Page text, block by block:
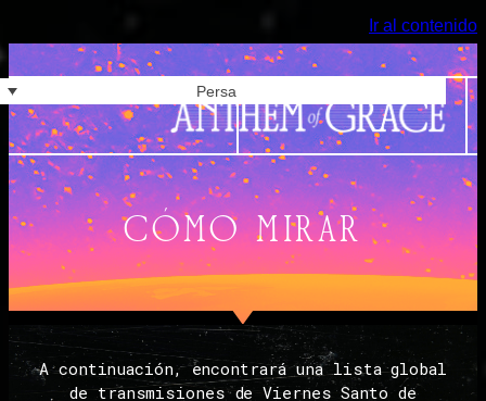
Ir al contenido
Persa
CÓMO MIRAR
A continuación, encontrará una lista global
de transmisiones de Viernes Santo de